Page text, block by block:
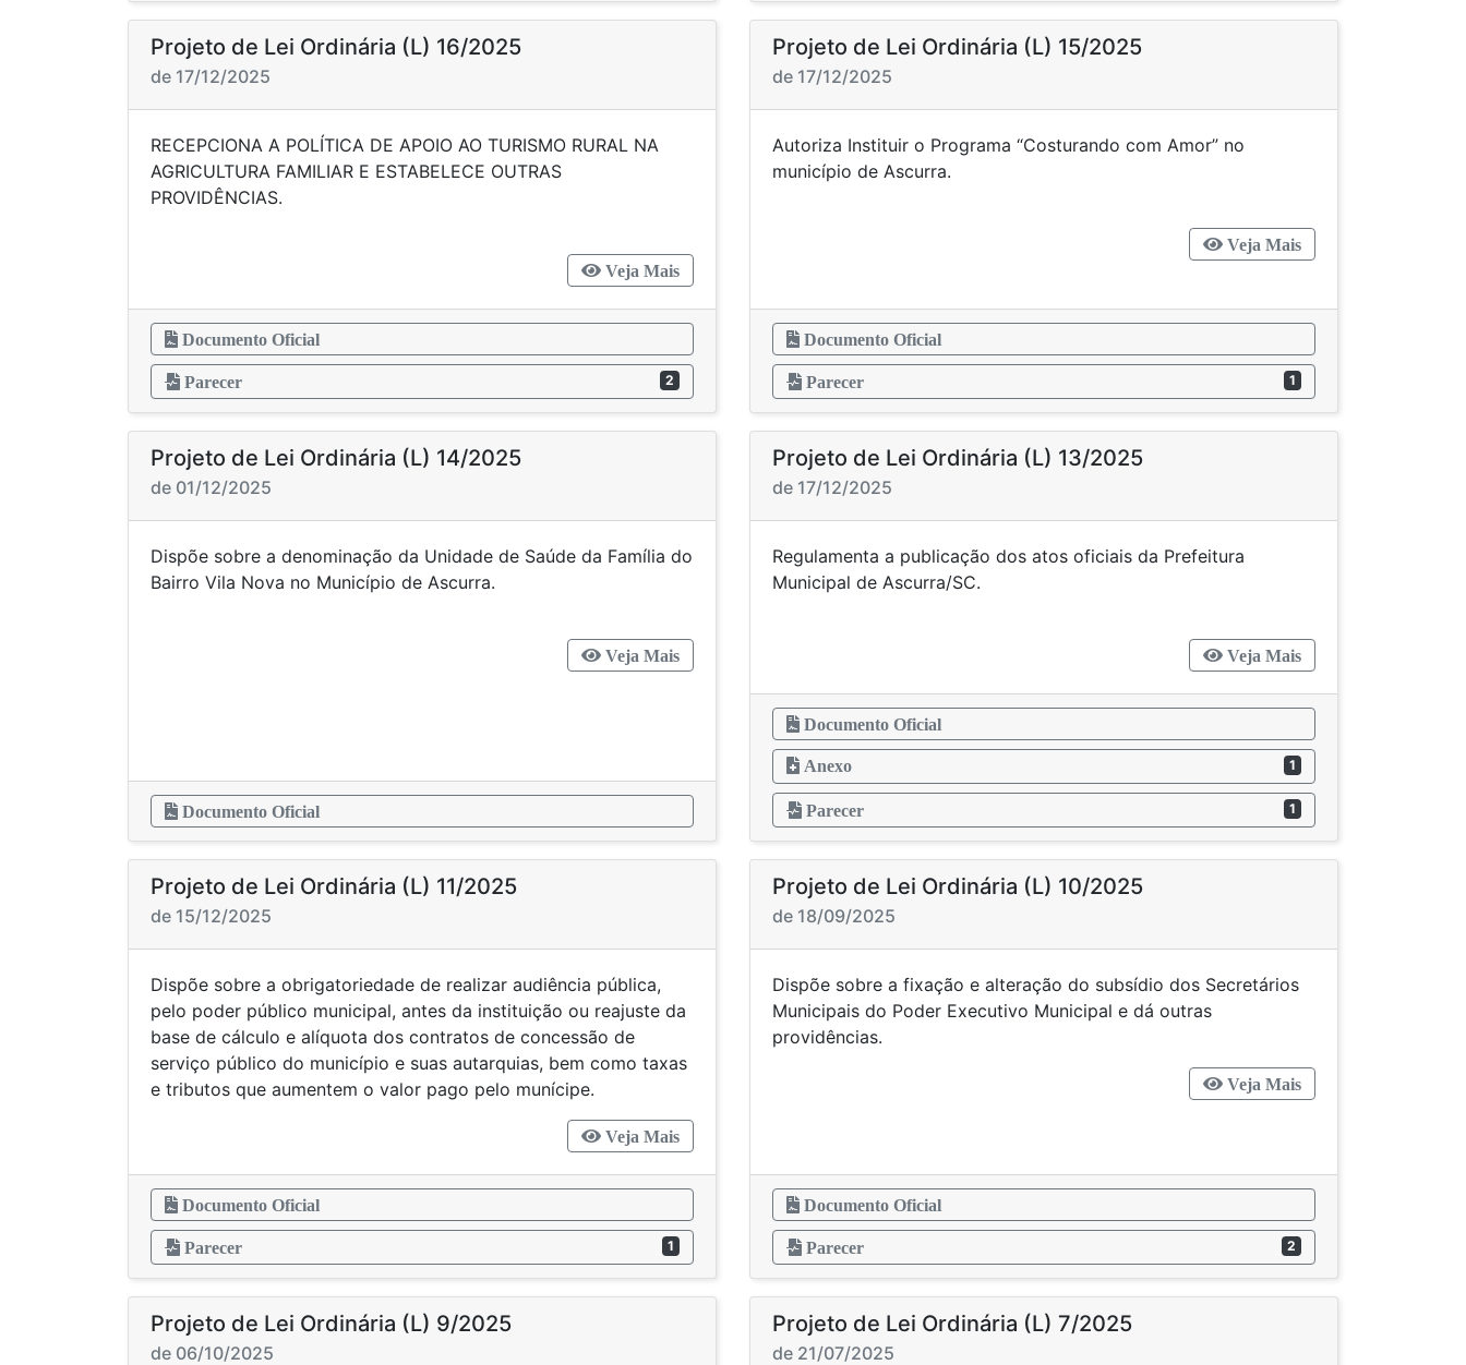
Projeto de Lei Ordinária (L) 16/2025
de 17/12/2025
RECEPCIONA A POLÍTICA DE APOIO AO TURISMO RURAL NA
AGRICULTURA FAMILIAR E ESTABELECE OUTRAS
PROVIDÊNCIAS.
Veja Mais
Documento Oficial
Parecer 2
Projeto de Lei Ordinária (L) 15/2025
de 17/12/2025
Autoriza Instituir o Programa “Costurando com Amor” no
município de Ascurra.
Veja Mais
Documento Oficial
Parecer 1
Projeto de Lei Ordinária (L) 14/2025
de 01/12/2025
Dispõe sobre a denominação da Unidade de Saúde da Família do
Bairro Vila Nova no Município de Ascurra.
Veja Mais
Documento Oficial
Projeto de Lei Ordinária (L) 13/2025
de 17/12/2025
Regulamenta a publicação dos atos oficiais da Prefeitura
Municipal de Ascurra/SC.
Veja Mais
Documento Oficial
Anexo 1
Parecer 1
Projeto de Lei Ordinária (L) 11/2025
de 15/12/2025
Dispõe sobre a obrigatoriedade de realizar audiência pública,
pelo poder público municipal, antes da instituição ou reajuste da
base de cálculo e alíquota dos contratos de concessão de
serviço público do município e suas autarquias, bem como taxas
e tributos que aumentem o valor pago pelo munícipe.
Veja Mais
Documento Oficial
Parecer 1
Projeto de Lei Ordinária (L) 10/2025
de 18/09/2025
Dispõe sobre a fixação e alteração do subsídio dos Secretários
Municipais do Poder Executivo Municipal e dá outras
providências.
Veja Mais
Documento Oficial
Parecer 2
Projeto de Lei Ordinária (L) 9/2025
de 06/10/2025
Projeto de Lei Ordinária (L) 7/2025
de 21/07/2025